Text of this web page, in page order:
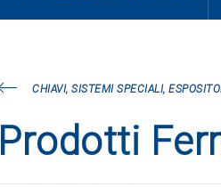
CHIAVI, SISTEMI SPECIALI,
Prodotti